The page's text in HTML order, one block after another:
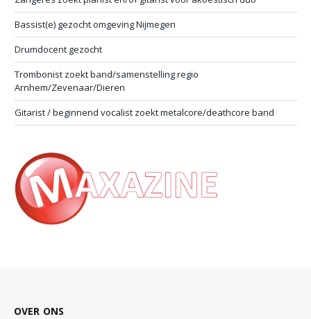
Bassist(e) gezocht omgeving Nijmegen
Drumdocent gezocht
Trombonist zoekt band/samenstelling regio
Arnhem/Zevenaar/Dieren
Gitarist / beginnend vocalist zoekt metalcore/deathcore band
OVER ONS